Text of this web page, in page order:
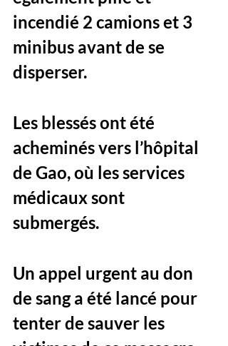
incendié 2 camions et 3
minibus avant de se
disperser.
Les blessés ont été
acheminés vers l’hôpital
de Gao, où les services
médicaux sont
submergés.
Un appel urgent au don
de sang a été lancé pour
tenter de sauver les